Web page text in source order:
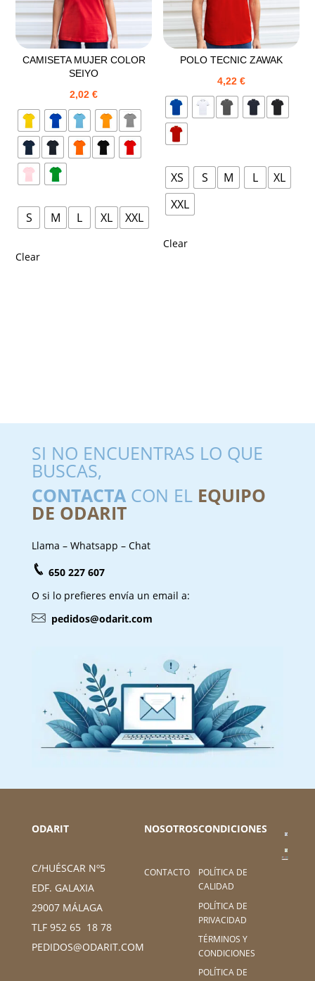
CAMISETA MUJER COLOR
SEIYO
2,02€
S M L XL XXL
Clear
POLO TECNIC ZAWAK
4,22 €
XS S M L
XL
XXL
Clear
SI NO ENCUENTRAS LO QUE
BUSCAS,
CONTACTACON EL EQUIPO
DE ODARIT
Llama – Whatsapp – Chat
650 227 607
O si lo prefieres envía un email a:
pedidos@odarit.com
ODARIT
C/HUÉSCAR Nº5
EDF. GALAXIA
29007 MÁLAGA
TLF 952 65 18 78
PEDIDOS@ODARIT.COM
NOSOTROS
CONTACTO
CONDICIONES
POLÍTICA DE
CALIDAD
POLÍTICA DE
PRIVACIDAD
TÉRMINOS Y
CONDICIONES
POLÍTICA DE